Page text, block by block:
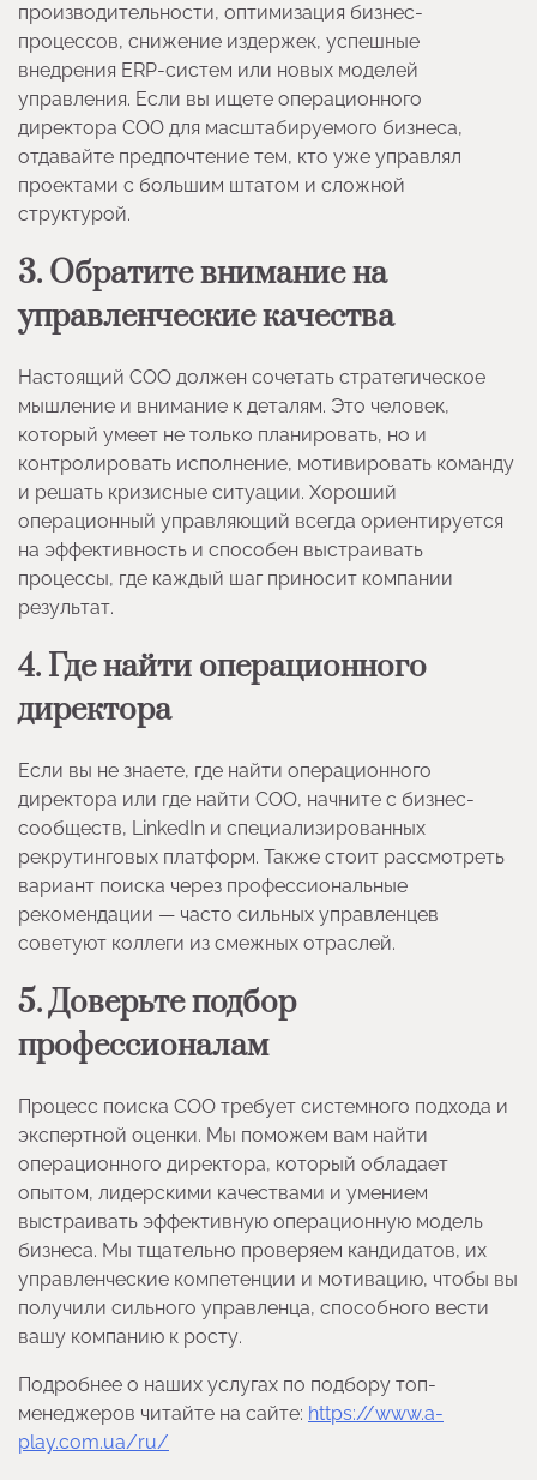
производительности, оптимизация бизнес-
процессов, снижение издержек, успешные
внедрения ERP-систем или новых моделей
управления. Если вы ищете операционного
директора COO для масштабируемого бизнеса,
отдавайте предпочтение тем, кто уже управлял
проектами с большим штатом и сложной
структурой.
3. Обратите внимание на
управленческие качества
Настоящий COO должен сочетать стратегическое
мышление и внимание к деталям. Это человек,
который умеет не только планировать, но и
контролировать исполнение, мотивировать команду
и решать кризисные ситуации. Хороший
операционный управляющий всегда ориентируется
на эффективность и способен выстраивать
процессы, где каждый шаг приносит компании
результат.
4. Где найти операционного
директора
Если вы не знаете, где найти операционного
директора или где найти COO, начните с бизнес-
сообществ, LinkedIn и специализированных
рекрутинговых платформ. Также стоит рассмотреть
вариант поиска через профессиональные
рекомендации — часто сильных управленцев
советуют коллеги из смежных отраслей.
5. Доверьте подбор
профессионалам
Процесс поиска COO требует системного подхода и
экспертной оценки. Мы поможем вам найти
операционного директора, который обладает
опытом, лидерскими качествами и умением
выстраивать эффективную операционную модель
бизнеса. Мы тщательно проверяем кандидатов, их
управленческие компетенции и мотивацию, чтобы вы
получили сильного управленца, способного вести
вашу компанию к росту.
Подробнее о наших услугах по подбору топ-
менеджеров читайте на сайте: https://www.a-
play.com.ua/ru/